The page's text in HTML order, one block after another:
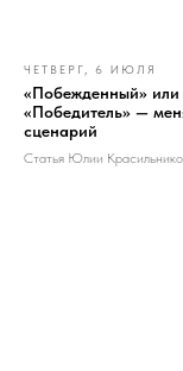
ЧЕТВЕРГ, 6 ИЮЛЯ
«Побежденный» или
«Победитель» —
сценарий
Статья Юлии